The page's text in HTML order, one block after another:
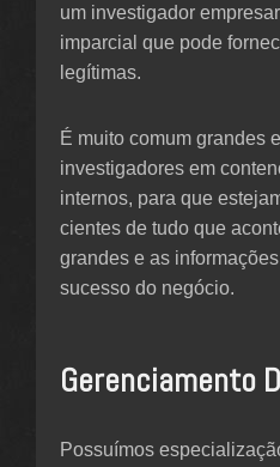
um investigador
imparcial que pode
legítimas.
É muito comum grandes
investigadores em
internos, para que
cientes de tudo que
grandes e as
sucesso do negócio.
Gerenciamento
Possuímos